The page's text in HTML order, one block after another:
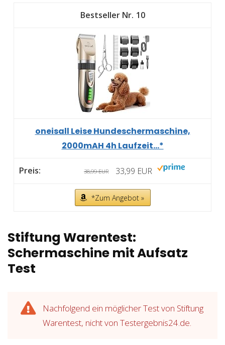
10
oneisall Leise Hundeschermaschine,
2000mAH 4h Laufzeit...*
38,99 EUR 33,99 EUR
*Zum Angebot »
Stiftung Warentest:
Schermaschine mit Aufsatz
Test
Nachfolgend ein möglicher Test von Stiftung
Warentest, nicht von Testergebnis24.de.